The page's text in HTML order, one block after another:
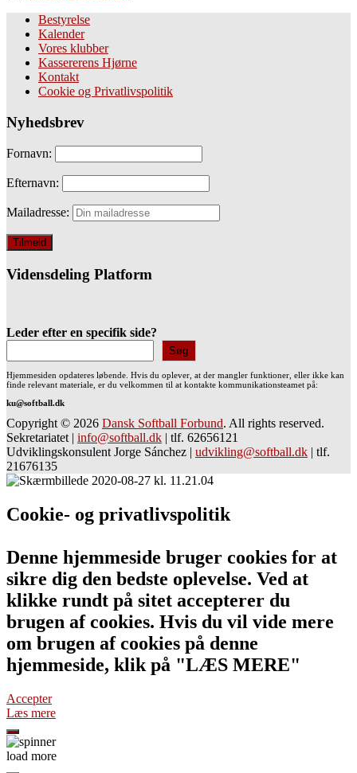
Bestyrelse
Kalender
Vores klubber
Kassererens Hjørne
Kontakt
Cookie og Privatlivspolitik
Nyhedsbrev
Fornavn:
Efternavn:
Mailadresse:
Vidensdeling Platform
Leder efter en specifik side?
Søg
Hjemmesiden opdateres løbende. Hvis du oplever, at der mangler funktioner, eller ikke kan
finde relevant materiale, er du velkommen til at kontakte kommunikationsteamet på:
ku@softball.dk
Copyright © 2026 Dansk Softball Forbund. All rights reserved.
Sekretariatet | info@softball.dk | tlf. 62656121
Udviklingskonsulent Jorge Sánchez | udvikling@softball.dk | tlf.
21676135
Cookie- og privatlivspolitik
Denne hjemmeside bruger cookies for at
sikre dig den bedste oplevelse. Ved at
klikke rundt på sitet accepterer du
brugen af cookies. Hvis du vil vide mere
om brugen af cookies på denne
hjemmeside, klik på "LÆS MERE"
Accepter
Læs mere
load more